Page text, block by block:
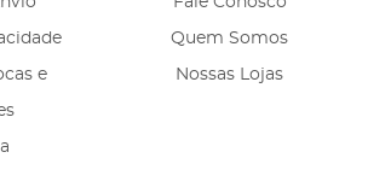
e
Quem Somos
Nossas Lojas